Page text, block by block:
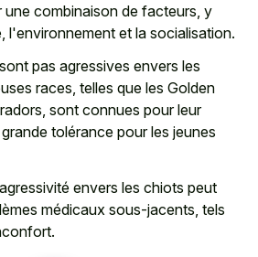
une combinaison de facteurs, y
l'environnement et la socialisation.
pas agressives envers les
races, telles que les Golden
sont connues pour leur
tolérance pour les jeunes
envers les chiots peut
médicaux sous-jacents, tels